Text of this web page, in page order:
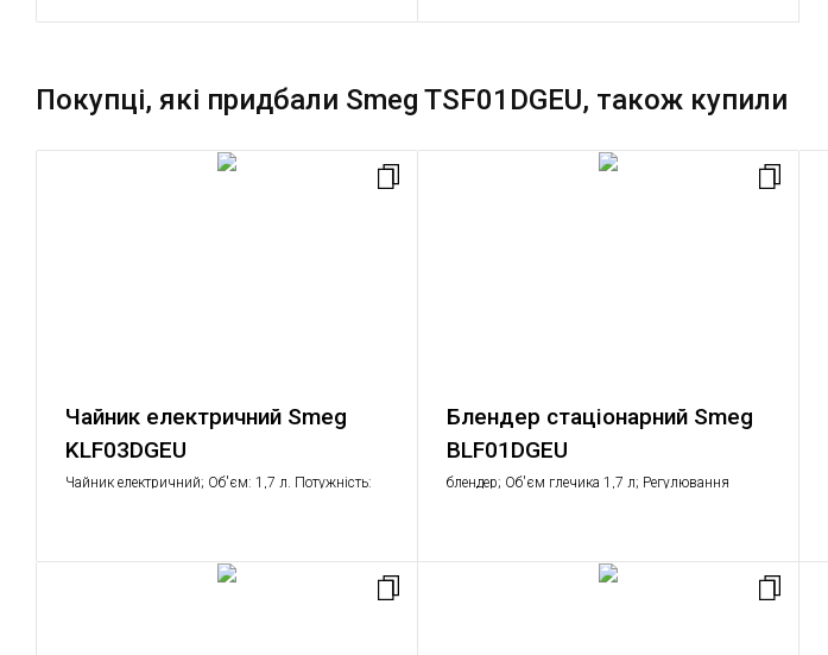
Покупці, які придбали Smeg TSF01DGEU, також купили
Чайник електричний Smeg
KLF03DGEU
Чайник електричний; Об'єм: 1,7 л. Потужність:
Блендер стаціонарний Smeg
BLF01DGEU
блендер; Об'єм глечика 1,7 л; Регулювання